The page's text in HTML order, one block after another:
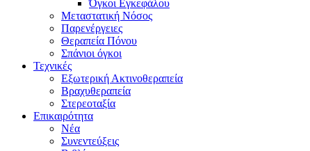
Όγκοι Εγκεφάλου
Μεταστατική Νόσος
Παρενέργειες
Θεραπεία Πόνου
Σπάνιοι όγκοι
Τεχνικές
Εξωτερική Ακτινοθεραπεία
Βραχυθεραπεία
Στερεοταξία
Επικαιρότητα
Νέα
Συνεντεύξεις